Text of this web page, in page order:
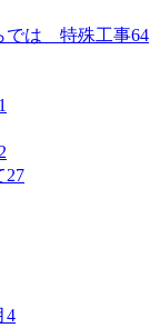
では 特殊工事64
27
4